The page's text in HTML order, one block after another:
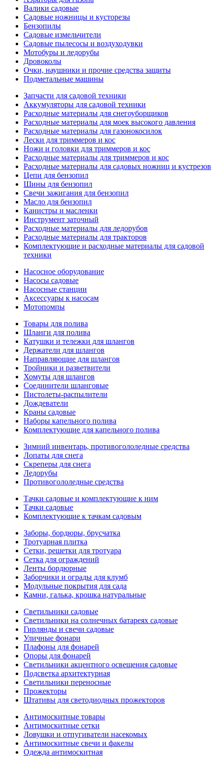
Валики садовые
Садовые ножницы и кусторезы
Бензопилы
Садовые измельчители
Садовые пылесосы и воздуходувки
Мотобуры и ледорубы
Дровоколы
Очки, наушники и прочие средства защиты
Подметальные машины
Запчасти для садовой техники
Аккумуляторы для садовой техники
Расходные материалы для снегоуборщиков
Расходные материалы для моек высокого давления
Расходные материалы для газонокосилок
Лески для триммеров и кос
Ножи и головки для триммеров и кос
Расходные материалы для триммеров и кос
Расходные материалы для садовых ножниц и кустрезов
Цепи для бензопил
Шины для бензопил
Свечи зажигания для бензопил
Масло для бензопил
Канистры и масленки
Инструмент заточный
Расходные материалы для ледорубов
Расходные материалы для тракторов
Комплектующие и расходные материалы для садовой
техники
Насосное оборудование
Насосы садовые
Насосные станции
Аксессуары к насосам
Мотопомпы
Товары для полива
Шланги для полива
Катушки и тележки для шлангов
Держатели для шлангов
Направляющие для шлангов
Тройники и разветвители
Хомуты для шлангов
Соединители шланговые
Пистолеты-распылители
Дождеватели
Краны садовые
Наборы капельного полива
Комплектующие для капельного полива
Зимний инвентарь, противогололедные средства
Лопаты для снега
Скреперы для снега
Ледорубы
Противогололедные средства
Тачки садовые и комплектующие к ним
Тачки садовые
Комплектующие к тачкам садовым
Заборы, бордюры, брусчатка
Тротуарная плитка
Сетки, решетки для тротуара
Сетка для ограждений
Ленты бордюрные
Заборчики и ограды для клумб
Модульные покрытия для сада
Камни, галька, крошка натуральные
Светильники садовые
Светильники на солнечных батареях садовые
Гирлянды и свечи садовые
Уличные фонари
Плафоны для фонарей
Опоры для фонарей
Светильники акцентного освещения садовые
Подсветка архитектурная
Светильники переносные
Прожекторы
Штативы для светодиодных прожекторов
Антимоскитные товары
Антимоскитные сетки
Ловушки и отпугиватели насекомых
Антимоскитные свечи и факелы
Одежда антимоскитная